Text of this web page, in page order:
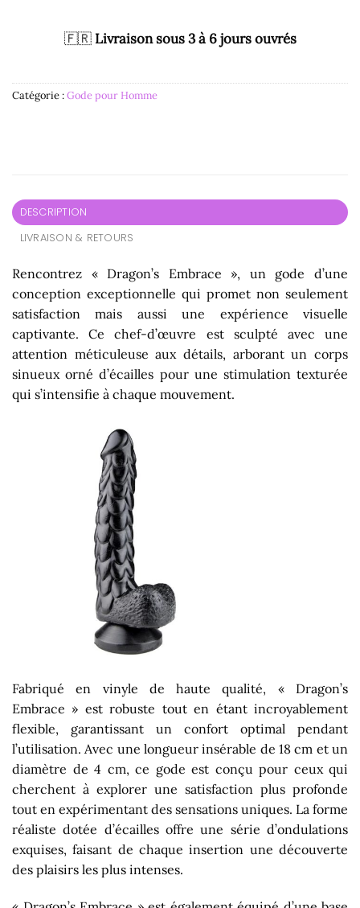
🇫🇷 Livraison sous 3 à 6 jours ouvrés
Catégorie :Gode pour Homme
DESCRIPTION
LIVRAISON & RETOURS
Rencontrez « Dragon’s Embrace », un gode d’une
conception exceptionnelle qui promet non seulement
satisfaction mais aussi une expérience visuelle
captivante. Ce chef-d’œuvre est sculpté avec une
attention méticuleuse aux détails, arborant un corps
sinueux orné d’écailles pour une stimulation texturée
qui s’intensifie à chaque mouvement.
Fabriqué en vinyle de haute qualité, « Dragon’s
Embrace » est robuste tout en étant incroyablement
flexible, garantissant un confort optimal pendant
l’utilisation. Avec une longueur insérable de 18 cm et un
diamètre de 4 cm, ce gode est conçu pour ceux qui
cherchent à explorer une satisfaction plus profonde
tout en expérimentant des sensations uniques. La forme
réaliste dotée d’écailles offre une série d’ondulations
exquises, faisant de chaque insertion une découverte
des plaisirs les plus intenses.